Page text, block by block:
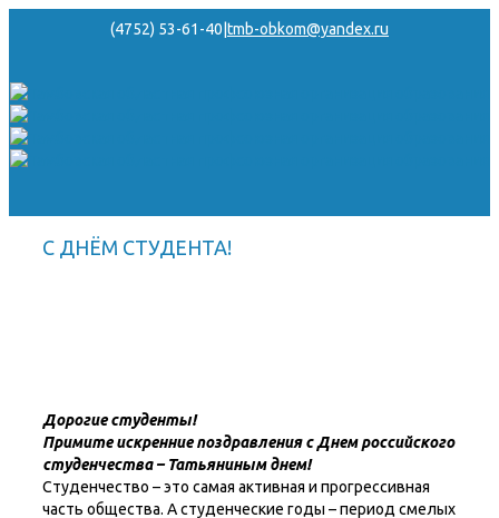
(4752) 53-61-40 tmb-obkom@yandex.ru
С ДНЁМ СТУДЕНТА!
Дорогие студенты!
Примите искренние поздравленияс Днем российского
студенчества – Татьяниным днем!
Студенчество – это самая активная и прогрессивная
часть общества. А студенческие годы – период смелых